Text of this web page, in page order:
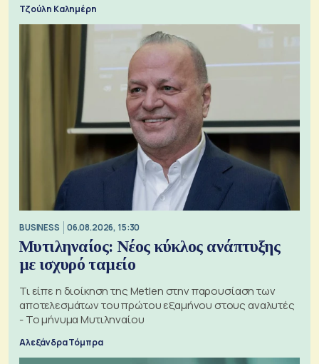
Τζούλη Καλημέρη
BUSINESS 06.08.2026, 15:30
Μυτιληναίος: Νέος κύκλος ανάπτυξης
με ισχυρό ταμείο
Τι είπε η διοίκηση της Metlen στην παρουσίαση των
αποτελεσμάτων του πρώτου εξαμήνου στους αναλυτές
- Το μήνυμα Μυτιληναίου
Αλεξάνδρα Τόμπρα